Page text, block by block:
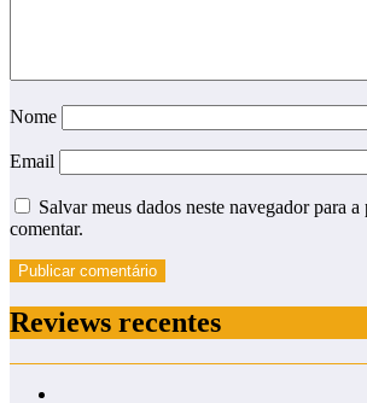
Nome
Email
Salvar meus dados neste navegador para
comentar.
Reviews recentes